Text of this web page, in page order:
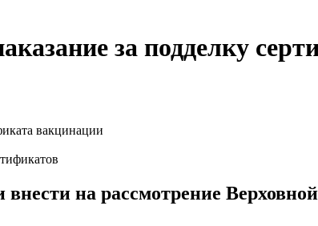
за подделку
внести на рассмотрение